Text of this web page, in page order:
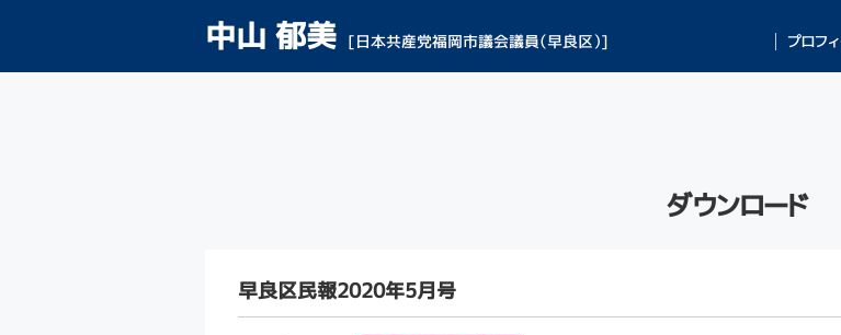
中山 郁美 [日本共産党福岡市議会議員（早良区）] プロフ
ダウンロード
早良区民報2020年5月号